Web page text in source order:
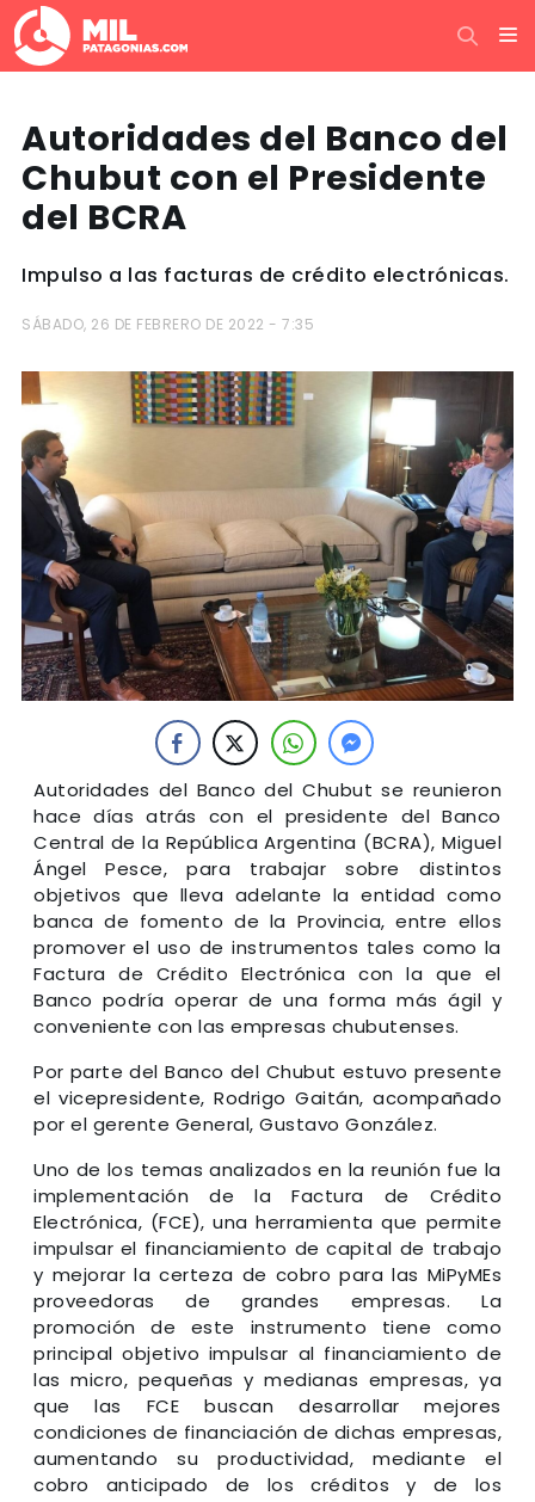
Autoridades del Banco del
Chubut con el Presidente
del BCRA
Impulso a las facturas de crédito electrónicas.
SÁBADO, 26 DE FEBRERO DE 2022 - 7:35
Autoridades del Banco del Chubut se reunieron
hace días atrás con el presidente del Banco
Central de la República Argentina (BCRA), Miguel
Ángel Pesce, para trabajar sobre distintos
objetivos que lleva adelante la entidad como
banca de fomento de la Provincia, entre ellos
promover el uso de instrumentos tales como la
Factura de Crédito Electrónica con la que el
Banco podría operar de una forma más ágil y
conveniente con las empresas chubutenses.
Por parte del Banco del Chubut estuvo presente
el vicepresidente, Rodrigo Gaitán, acompañado
por el gerente General, Gustavo González.
Uno de los temas analizados en la reunión fue la
implementación de la Factura de Crédito
Electrónica, (FCE), una herramienta que permite
impulsar el financiamiento de capital de trabajo
y mejorar la certeza de cobro para las MiPyMEs
proveedoras de grandes empresas. La
promoción de este instrumento tiene como
principal objetivo impulsar al financiamiento de
las micro, pequeñas y medianas empresas, ya
que las FCE buscan desarrollar mejores
condiciones de financiación de dichas empresas,
aumentando su productividad, mediante el
cobro anticipado de los créditos y de los